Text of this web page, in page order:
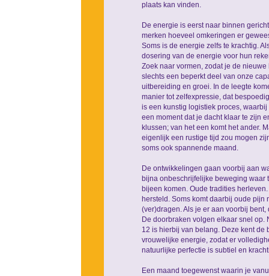
plaats kan vinden.
De energie is eerst naar binnen
merken hoeveel omkeringen er
Soms is de energie zelfs te krachtig.
dosering van de energie voor hun
Zoek naar vormen, zodat je de
slechts een beperkt deel van onze
uitbereiding en groei. In de leegte
manier tot zelfexpressie, dat
is een kunstig logistiek proces,
een moment dat je dacht klaar te zijn
klussen; van het een komt het ander.
eigenlijk een rustige tijd zou mogen
soms ook spannende maand.
De ontwikkelingen gaan voorbij aan
bijna onbeschrijfelijke beweging
bijeen komen. Oude tradities
hersteld. Soms komt daarbij oude pijn
(ver)dragen. Als je er aan voorbij
De doorbraken volgen elkaar snel
12 is hierbij van belang. Deze kent
vrouwelijke energie, zodat er
natuurlijke perfectie is subtiel en
Een maand toegewenst waarin je